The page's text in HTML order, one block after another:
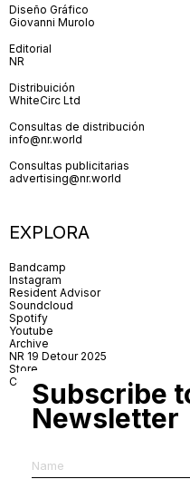
Diseño Gráfico
Giovanni Murolo
Editorial
NR
Distribuición
WhiteCirc Ltd
Consultas de distribución
info@nr.world
Consultas publicitarias
advertising@nr.world
EXPLORA
Bandcamp
Instagram
Resident Advisor
Soundcloud
Spotify
Youtube
Archive
NR 19 Detour 2025
Store
ContactSubscribe
Newsletter